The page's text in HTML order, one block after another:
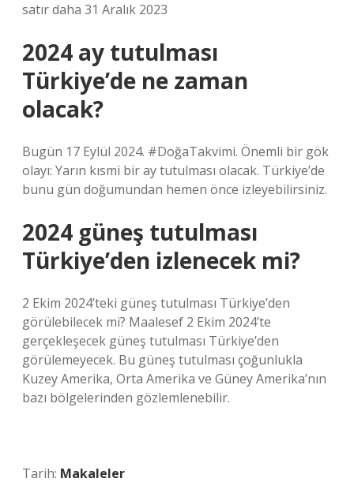
satır daha 31 Aralık 2023
2024 ay tutulması
Türkiye’de ne zaman
olacak?
Bugün 17 Eylül 2024. #DoğaTakvimi. Önemli bir gök
olayı: Yarın kısmi bir ay tutulması olacak. Türkiye’de
bunu gün doğumundan hemen önce izleyebilirsiniz.
2024 güneş tutulması
Türkiye’den izlenecek mi?
2 Ekim 2024’teki güneş tutulması Türkiye’den
görülebilecek mi? Maalesef 2 Ekim 2024’te
gerçekleşecek güneş tutulması Türkiye’den
görülemeyecek. Bu güneş tutulması çoğunlukla
Kuzey Amerika, Orta Amerika ve Güney Amerika’nın
bazı bölgelerinden gözlemlenebilir.
Tarih: Makaleler